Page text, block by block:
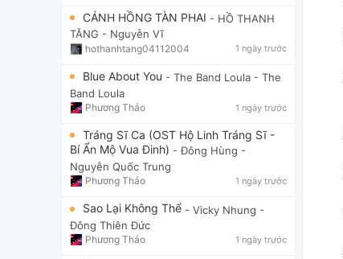
CÁNH HỒNG TÀN PHAI - HỒ THANH
TĂNG - Nguyễn Vĩ
hothanhtang04112004 1 ngày trước
Blue About You - The Band Loula - The
Band Loula
Phương Thảo 1 ngày trước
Tráng Sĩ Ca (OST Hộ Linh Tráng Sĩ -
Bí Ẩn Mộ Vua Đinh) - Đông Hùng -
Nguyễn Quốc Trung
Phương Thảo 1 ngày trước
Sao Lại Không Thể - Vicky Nhung -
Đông Thiên Đức
Phương Thảo 1 ngày trước